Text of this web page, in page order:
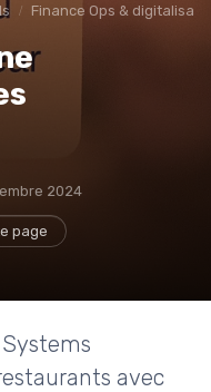
Finance Ops &
2024
page
avec